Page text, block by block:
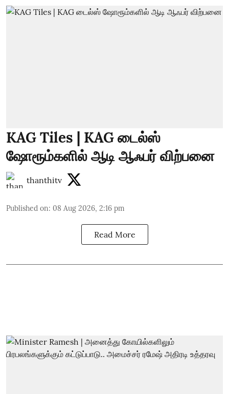
KAG Tiles | KAG டைல்ஸ்
ஷோரூம்களில் ஆடி ஆஃபர் விற்பனை
thanthitv
Published on: 08 Aug 2026, 2:16 pm
Read More